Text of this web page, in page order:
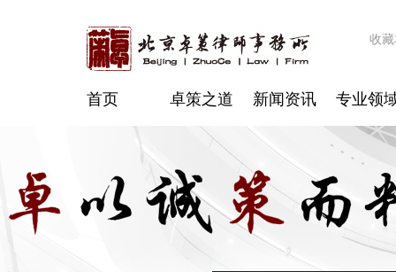
收
首页 卓策之道 新闻资讯 专业领